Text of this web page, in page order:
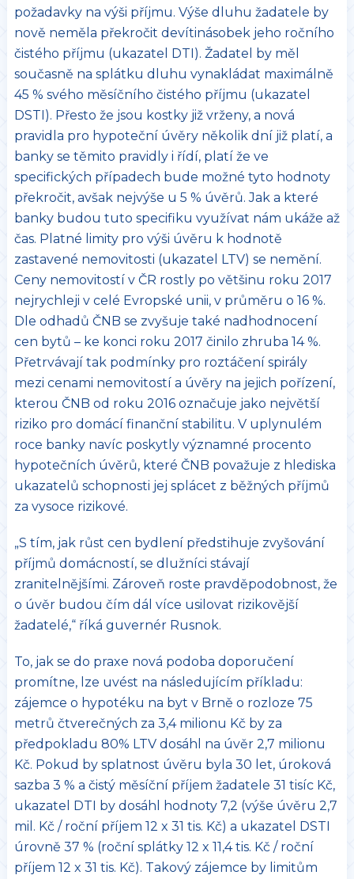
požadavky na výši příjmu. Výše dluhu žadatele by
nově neměla překročit devítinásobek jeho ročního
čistého příjmu (ukazatel DTI). Žadatel by měl
současně na splátku dluhu vynakládat maximálně
45 % svého měsíčního čistého příjmu (ukazatel
DSTI). Přesto že jsou kostky již vrženy, a nová
pravidla pro hypoteční úvěry několik dní již platí, a
banky se těmito pravidly i řídí, platí že ve
specifických případech bude možné tyto hodnoty
překročit, avšak nejvýše u 5 % úvěrů. Jak a které
banky budou tuto specifiku využívat nám ukáže až
čas. Platné limity pro výši úvěru k hodnotě
zastavené nemovitosti (ukazatel LTV) se nemění.
Ceny nemovitostí v ČR rostly po většinu roku 2017
nejrychleji v celé Evropské unii, v průměru o 16 %.
Dle odhadů ČNB se zvyšuje také nadhodnocení
cen bytů – ke konci roku 2017 činilo zhruba 14 %.
Přetrvávají tak podmínky pro roztáčení spirály
mezi cenami nemovitostí a úvěry na jejich pořízení,
kterou ČNB od roku 2016 označuje jako největší
riziko pro domácí finanční stabilitu. V uplynulém
roce banky navíc poskytly významné procento
hypotečních úvěrů, které ČNB považuje z hlediska
ukazatelů schopnosti jej splácet z běžných příjmů
za vysoce rizikové.
„S tím, jak růst cen bydlení předstihuje zvyšování
příjmů domácností, se dlužníci stávají
zranitelnějšími. Zároveň roste pravděpodobnost, že
o úvěr budou čím dál více usilovat rizikovější
žadatelé,“ říká guvernér Rusnok.
To, jak se do praxe nová podoba doporučení
promítne, lze uvést na následujícím příkladu:
zájemce o hypotéku na byt v Brně o rozloze 75
metrů čtverečných za 3,4 milionu Kč by za
předpokladu 80% LTV dosáhl na úvěr 2,7 milionu
Kč. Pokud by splatnost úvěru byla 30 let, úroková
sazba 3 % a čistý měsíční příjem žadatele 31 tisíc Kč,
ukazatel DTI by dosáhl hodnoty 7,2 (výše úvěru 2,7
mil. Kč / roční příjem 12 x 31 tis. Kč) a ukazatel DSTI
úrovně 37 % (roční splátky 12 x 11,4 tis. Kč / roční
příjem 12 x 31 tis. Kč). Takový zájemce by limitům